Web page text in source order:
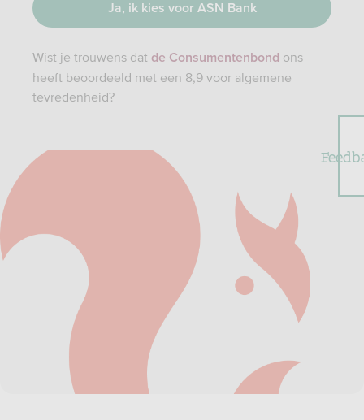
Ja, ik kies voor ASN Bank
Wist je trouwens dat de Consumentenbond ons
heeft beoordeeld met een 8,9 voor algemene
tevredenheid?